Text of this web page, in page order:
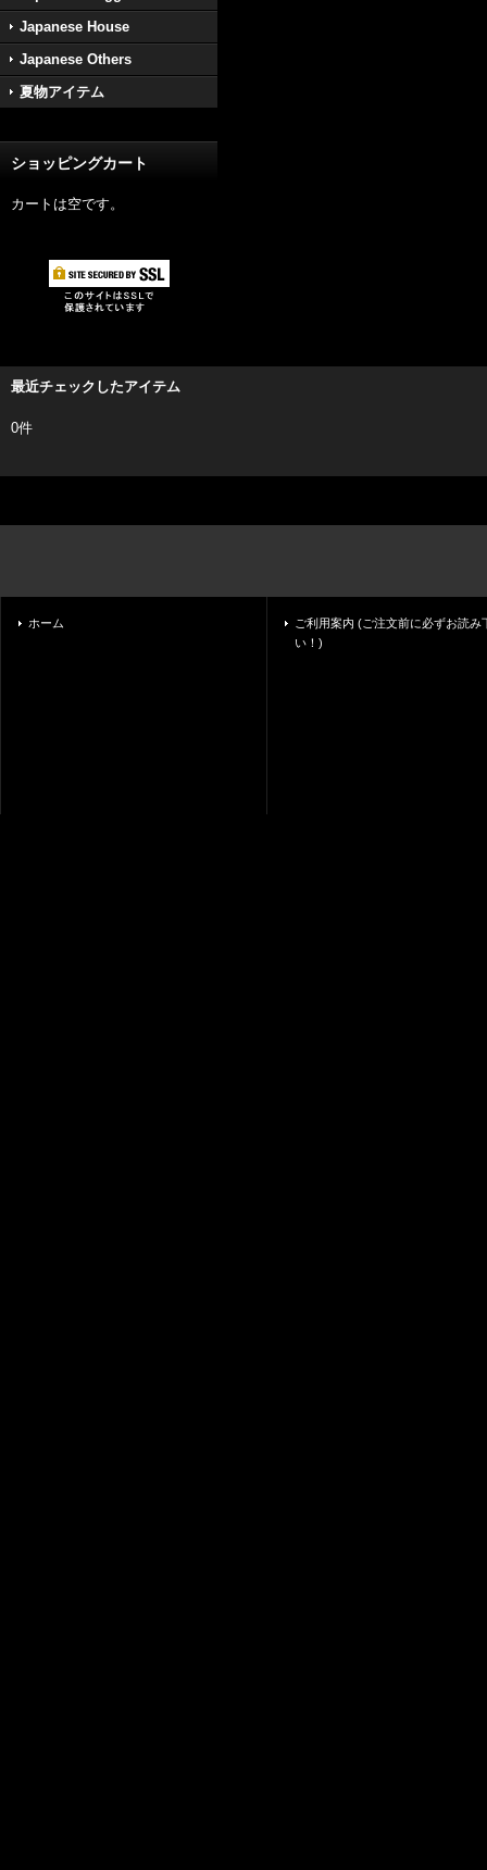
Japanese House
Japanese Others
夏物アイテム
ショッピングカート
カートは空です。
最近チェックしたアイテム
0件
ホーム
ご利用案内 (ご注文前に必ずお読み
い！)